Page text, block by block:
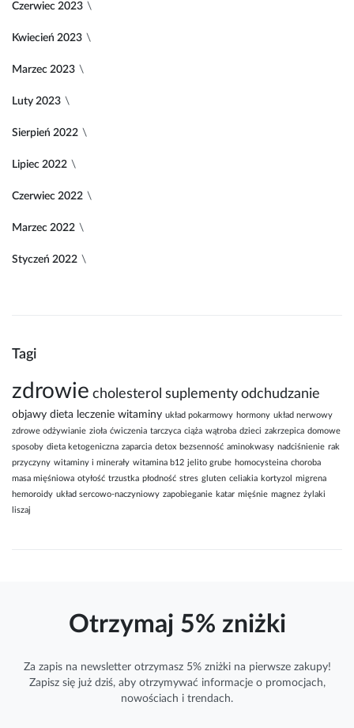
Czerwiec 2023
Kwiecień 2023
Marzec 2023
Luty 2023
Sierpień 2022
Lipiec 2022
Czerwiec 2022
Marzec 2022
Styczeń 2022
Tagi
zdrowie cholesterol suplementy odchudzanie
objawy dieta leczenie witaminy układ pokarmowy hormony układ nerwowy
zdrowe odżywianie zioła ćwiczenia tarczyca ciąża wątroba dzieci zakrzepica domowe
sposoby dieta ketogeniczna zaparcia detox bezsenność aminokwasy nadciśnienie rak
przyczyny witaminy i minerały witamina b12 jelito grube homocysteina choroba
masa mięśniowa otyłość trzustka płodność stres gluten celiakia kortyzol
migrena
hemoroidy układ sercowo-naczyniowy zapobieganie katar mięśnie magnez żylaki
liszaj
Otrzymaj 5% zniżki
Za zapis na newsletter otrzymasz 5% zniżki na pierwsze zakupy!
Zapisz się już dziś, aby otrzymywać informacjeo promocjach,
nowościach i trendach.